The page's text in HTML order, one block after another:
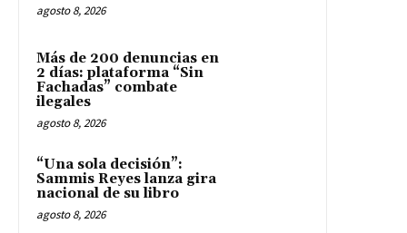
agosto 8, 2026
Más de 200 denuncias en
2 días: plataforma “Sin
Fachadas” combate
ilegales
agosto 8, 2026
“Una sola decisión”:
Sammis Reyes lanza gira
nacional de su libro
agosto 8, 2026